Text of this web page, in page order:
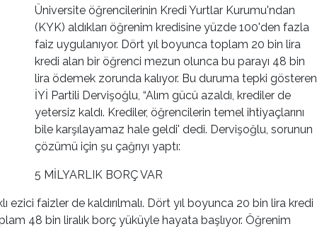
Üniversite öğrencilerinin Kredi Yurtlar Kurumu'ndan
(KYK) aldıkları öğrenim kredisine yüzde 100'den fazla
faiz uygulanıyor. Dört yıl boyunca toplam 20 bin lira
kredi alan bir öğrenci mezun olunca bu parayı 48 bin
lira ödemek zorunda kalıyor. Bu duruma tepki gösteren
İYİ Partili Dervişoğlu, “Alım gücü azaldı, krediler de
yetersiz kaldı. Krediler, öğrencilerin temel ihtiyaçlarını
bile karşılayamaz hale geldi' dedi. Dervişoğlu, sorunun
çözümü için şu çağrıyı yaptı:
5 MİLYARLIK BORÇ VAR
ezici faizler de kaldırılmalı. Dört yıl boyunca 20 bin lira kredi
48 bin liralık borç yüküyle hayata başlıyor. Öğrenim